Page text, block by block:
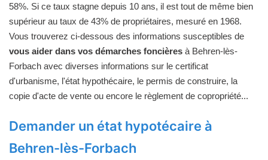
58%. Si ce taux stagne depuis 10 ans, il est tout de même bien
supérieur au taux de 43% de propriétaires, mesuré en 1968.
Vous trouverez ci-dessous des informations susceptibles de
vous aider dans vos démarches foncières à Behren-lès-
Forbach avec diverses informations sur le certificat
d'urbanisme, l'état hypothécaire, le permis de construire, la
copie d'acte de vente ou encore le règlement de copropriété...
Demander un état hypotécaire à
Behren-lès-Forbach